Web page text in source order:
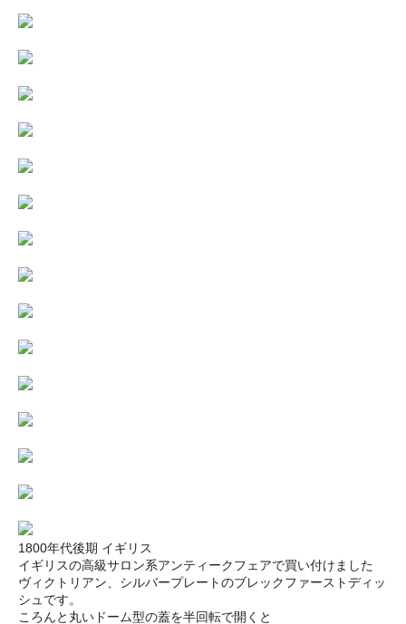
1800年代後期 イギリス
イギリスの高級サロン系アンティークフェアで買い付けました
ヴィクトリアン、シルバープレートのブレックファーストディッ
シュです。
ころんと丸いドーム型の蓋を半回転で開くと